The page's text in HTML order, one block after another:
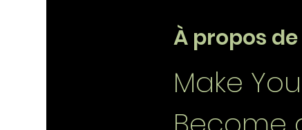
À propos
Make